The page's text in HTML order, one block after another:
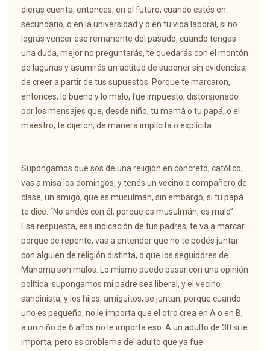
dieras cuenta, entonces, en el futuro, cuando estés en
secundario, o en la universidad y o en tu vida laboral, si no
lográs vencer ese remanente del pasado, cuando tengas
una duda, mejor no preguntarás, te quedarás con el montón
de lagunas y asumirás un actitud de suponer sin evidencias,
de creer a partir de tus supuestos. Porque te marcaron,
entonces, lo bueno y lo malo, fue impuesto, distorsionado
por los mensajes que, desde niño, tu mamá o tu papá, o el
maestro, te dijeron, de manera implícita o explícita.
Supongamos que sos de una religión en concreto, católico,
vas a misa los domingos, y tenés un vecino o compañero de
clase, un amigo, que es musulmán, sin embargo, si tu papá
te dice: “No andés con él, porque es musulmán, es malo”.
Esa respuesta, esa indicación de tus padres, te va a marcar
porque de repente, vas a entender que no te podés juntar
con alguien de religión distinta, o que los seguidores de
Mahoma son malos. Lo mismo puede pasar con una opinión
política: supongamos mi padre sea liberal, y el vecino
sandinista, y los hijos, amiguitos, se juntan, porque cuando
uno es pequeño, no le importa que el otro crea en A o en B,
a un niño de 6 años no le importa eso. A un adulto de 30 si le
importa, pero es problema del adulto que ya fue